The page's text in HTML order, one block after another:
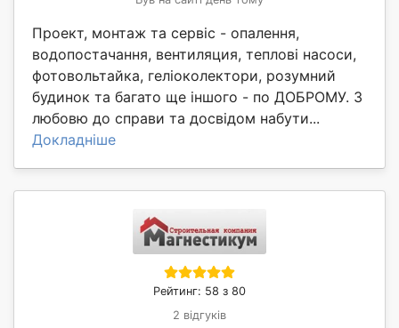
Проект, монтаж та сервіс - опалення,
водопостачання, вентиляция, теплові насоси,
фотовольтайка, геліоколектори, розумний
будинок та багато ще іншого - по ДОБРОМУ. З
любовю до справи та досвідом набути...
Докладніше
Рейтинг: 58 з 80
2 відгуків